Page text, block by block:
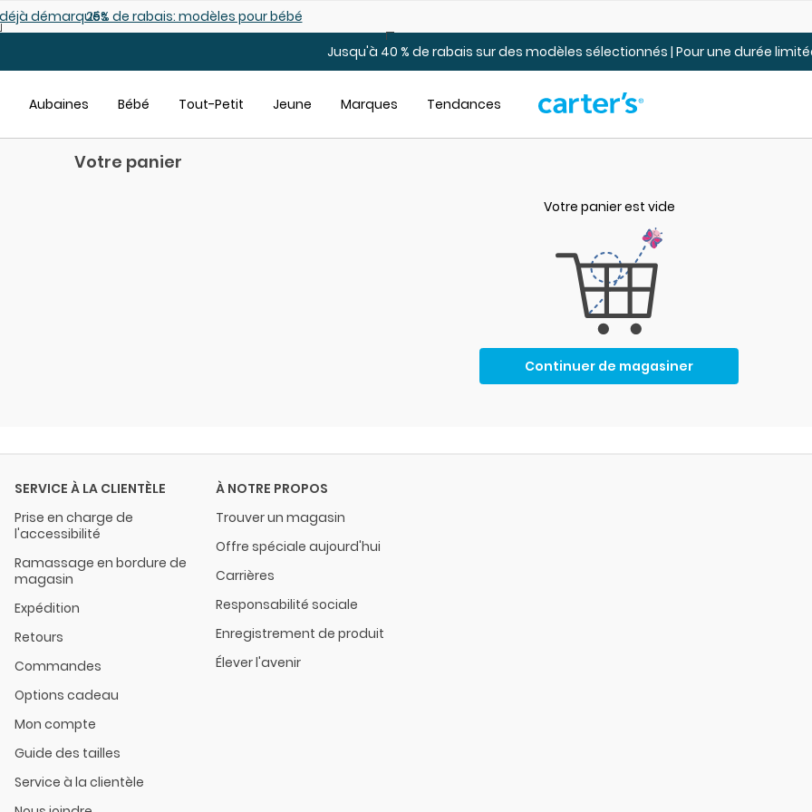
démarqués25% de rabais: modèles pour bébé
Jusqu'à 40 % de rabais sur des modèles sélectionnés | Pour une durée
Aubaines Bébé Tout-Petit Jeune Marques Tendances
Votre panier
Votre panier est vide
Continuer de magasiner
SERVICE À LA CLIENTÈLE
Prise en charge de
l'accessibilité
Ramassage en bordure de
magasin
Expédition
Retours
Commandes
Options cadeau
Mon compte
Guide des tailles
Service à la clientèle
À NOTRE PROPOS
Trouver un magasin
Offre spéciale aujourd'hui
Carrières
Responsabilité sociale
Enregistrement de produit
Élever l'avenir